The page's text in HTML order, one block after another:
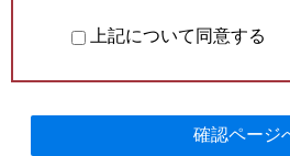
上記について同意する
確認ページ